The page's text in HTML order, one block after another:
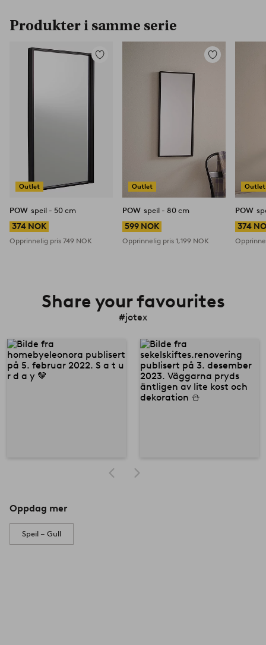
Produkter i samme serie
Outlet
Legg
POW speil - 50 cm
374 NOK
Opprinnelig pris 749 NOK
Outlet
Legg
POW speil - 80 cm
599 NOK
Opprinnelig pris1,199 NOK
Outlet
POW
374
Share your favourites
#jotex
Oppdag mer
Speil – Gull